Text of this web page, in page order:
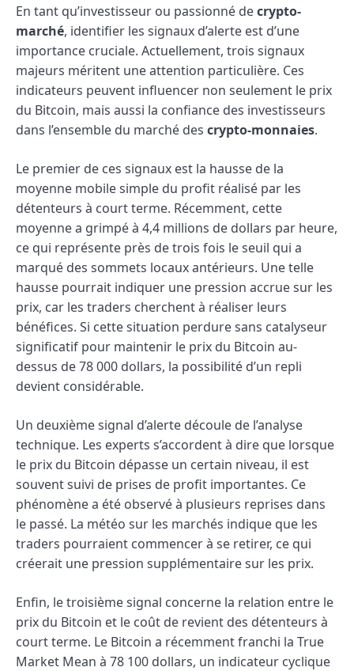
En tant qu’investisseur ou passionné decrypto-
marché, identifier les signaux d’alerte est d’une
importance cruciale. Actuellement, trois signaux
majeurs méritent une attention particulière. Ces
indicateurs peuvent influencer non seulement le prix
du Bitcoin, mais aussi la confiance des investisseurs
dans l’ensemble du marché des crypto-monnaies.
Le premier de ces signaux est la hausse de la
moyenne mobile simple du profit réalisé par les
détenteurs à court terme. Récemment, cette
moyenne a grimpé à 4,4 millions de dollars par heure,
ce qui représente près de trois fois le seuil qui a
marqué des sommets locaux antérieurs. Une telle
hausse pourrait indiquer une pression accrue sur les
prix, car les traders cherchent à réaliser leurs
bénéfices. Si cette situation perdure sans catalyseur
significatif pour maintenir le prix du Bitcoin au-
dessus de 78 000 dollars, la possibilité d’un repli
devient considérable.
Un deuxième signal d’alerte découle de l’analyse
technique. Les experts s’accordent à dire que lorsque
le prix du Bitcoin dépasse un certain niveau, il est
souvent suivi de prises de profit importantes. Ce
phénomène a été observé à plusieurs reprises dans
le passé. La météo sur les marchés indique que les
traders pourraient commencer à se retirer, ce qui
créerait une pression supplémentaire sur les prix.
Enfin, le troisième signal concerne la relation entre le
prix du Bitcoin et le coût de revient des détenteurs à
court terme. Le Bitcoin a récemment franchi la True
Market Mean à 78 100 dollars, un indicateur cyclique